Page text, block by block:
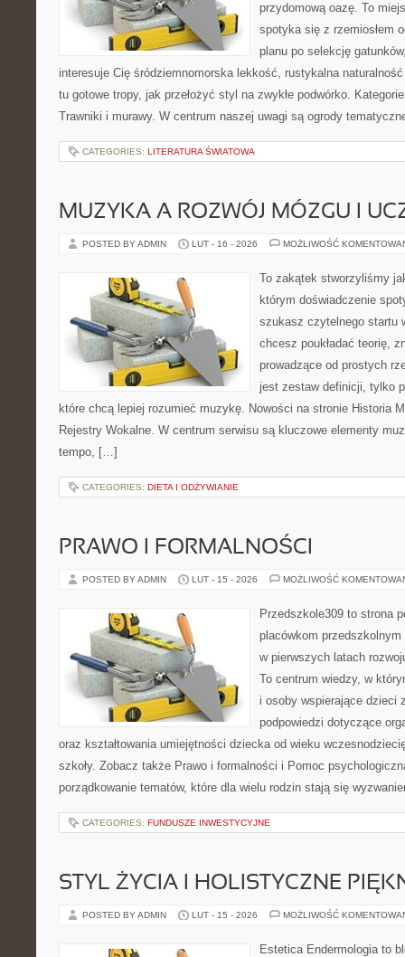
przydomową oazę. To
spotyka się z rzemiosłem
planu po selekcję
interesuje Cię śródziemnomorska lekkość, rustykalna
tu gotowe tropy, jak przełożyć styl na zwykłe podwórko.
Trawniki i murawy. W centrum naszej uwagi są ogrody
CATEGORIES: LITERATURA ŚWIATOWA
MUZYKA A ROZWÓJ MÓZGU I
POSTED BY ADMIN LUT - 16 - 2026 MOŻLIWOŚĆ
To zakątek stworzyliśmy
którym doświadczenie
szukasz czytelnego startu
chcesz poukładać teorię,
prowadzące od prostych
jest zestaw definicji, tylko
które chcą lepiej rozumieć muzykę. Nowości na stronie Historia
Rejestry Wokalne. W centrum serwisu są kluczowe elementy
tempo, […]
CATEGORIES: DIETA I ODŻYWIANIE
PRAWO I FORMALNOŚCI
POSTED BY ADMIN LUT - 15 - 2026 MOŻLIWOŚĆ
Przedszkole309 to strona
placówkom
w pierwszych latach
To centrum wiedzy, w
i osoby wspierające dzieci
podpowiedzi dotyczące
oraz kształtowania umiejętności dziecka od wieku
szkoły. Zobacz także Prawo i formalności i Pomoc
porządkowanie tematów, które dla wielu rodzin stają się
CATEGORIES: FUNDUSZE INWESTYCYJNE
STYL ŻYCIA I HOLISTYCZNE
POSTED BY ADMIN LUT - 15 - 2026 MOŻLIWOŚĆ
Estetica Endermologia to